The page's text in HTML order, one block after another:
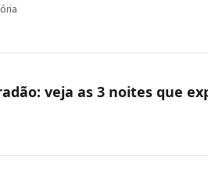
veja as 3 noites que